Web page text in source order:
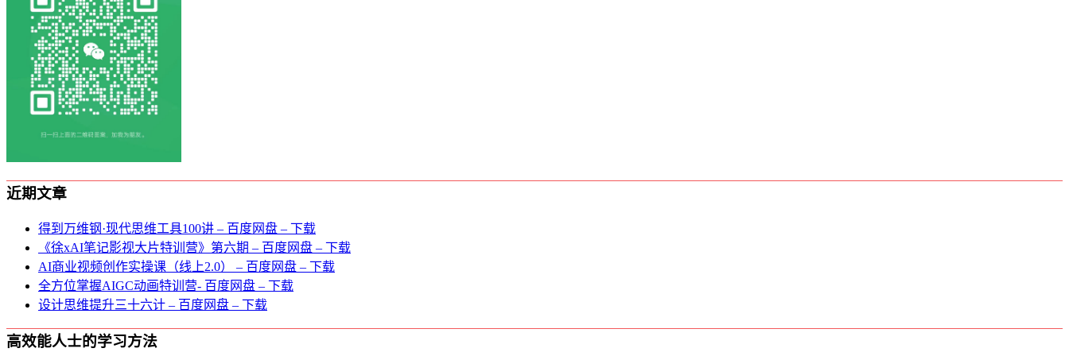
近期文章
得到万维钢·现代思维⼯具100讲 – 百度网盘 – 下载
《徐xAI笔记影视大片特训营》第六期 – 百度网盘 – 下载
AI商业视频创作实操课（线上2.0） – 百度网盘 – 下载
全方位掌握AIGC动画特训营- 百度网盘 – 下载
设计思维提升三十六计 – 百度网盘 – 下载
高效能人士的学习方法